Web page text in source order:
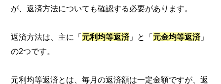
が、返済方法についても確認する必要があります。
返済方法は、主に「元利均等返済」と「元金均等返済」
の2つです。
元利均等返済とは、毎月の返済額は一定金額ですが、返